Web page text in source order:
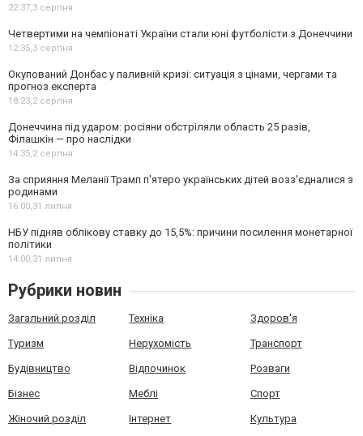
22:37,3 серпня
Четвертими на чемпіонаті України стали юні футболісти з Донеччини
12:35,3 серпня
Окупований Донбас у паливній кризі: ситуація з цінами, чергами та
прогноз експерта
18:23,2 серпня
Донеччина під ударом: росіяни обстріляли область 25 разів,
Філашкін — про наслідки
14:35,2 серпня
За сприяння Меланії Трамп п'ятеро українських дітей возз'єдналися з
родинами
16:00,31 липня
НБУ підняв облікову ставку до 15,5%: причини посилення монетарної
політики
14:00,31 липня
Рубрики новин
Загальний розділ Техніка Здоров'я
Туризм Нерухомість Транспорт
Будівництво Відпочинок Розваги
Бізнес Меблі Спорт
Жіночий розділ Інтернет Культура